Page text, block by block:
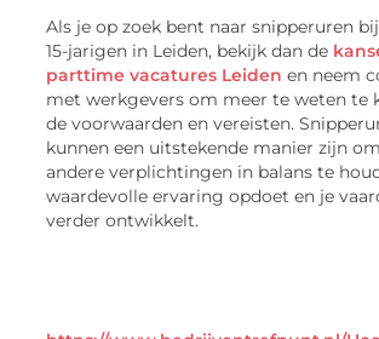
Als je op zoek bent naar snipperuren
15-jarigen in Leiden, bekijk dan de
parttime vacatures Leiden en neem
met werkgevers om meer te weten te
de voorwaarden en vereisten.
kunnen een uitstekende manier zijn
andere verplichtingen in balans te
waardevolle ervaring opdoet en je
verder ontwikkelt.